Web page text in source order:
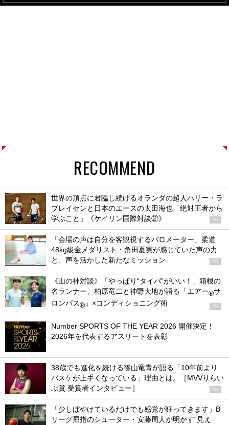
RECOMMEND
世界の頂点に君臨し続けるオランダの超人ハリー・ラ
ブレイセンと日本のエースの太田海也「絶対王者から
学ぶこと」《ケイリン国際対談②》
PR
「会場の声は自分を客観視するバロメーター」柔道
48kg級金メダリスト・角田夏実が感じていた声の力
と、声を活かした新たなミッション
PR
《山の神対談》「やっぱり“タイパ”がいい！」箱根の
名ランナー、柏原竜二と神野大地が語る「エアー®サ
ロンパス® 」×コンディショニング術 PR
Number SPORTS OF THE YEAR 2026 開催決定！
2026年を代表するアスリートを表彰
38歳でも進化を続ける篠山竜青が語る「10年前より
バスケが上手くなっている」理由とは。［MVVりらい
ぶ賞 受賞者インタビュー］
PR
「少しぼやけているだけでも感覚が狂ってきます」B
リーグ屈指のシューター・安藤周人が明かす“見え